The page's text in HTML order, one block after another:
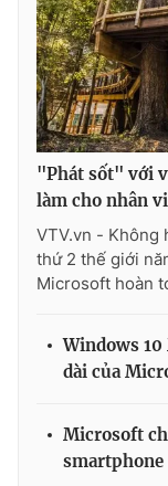
"Phát sốt" với
làm cho nhân
VTV.vn - Không
thứ 2 thế giới
Microsoft hoàn
Windows
dài của
Microsoft
smartphone